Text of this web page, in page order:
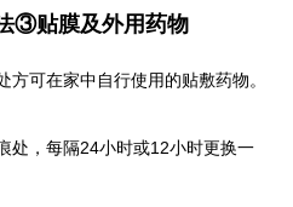
③贴膜及外用药物
可在家中自行使用的贴敷药物。
处，每隔24小时或12小时更换一